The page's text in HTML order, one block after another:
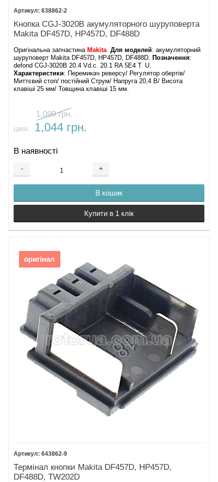
638862-2
Кнопка CGJ-3020B акумуляторного шуруповерта
Makita DF457D, HP457D, DF488D
Оригінальна запчастина Makita.Для моделей: акумуляторний
шуруповерт Makita DF457D, HP457D, DF488D. Позначення:
defond CGJ-3020B 20.4 Vd.c. 20.1 RA 5E4 T. U.
Характеристики: Перемикач реверсу/ Регулятор обертів/
Миттєвий стоп/ постійний Струм/ Напруга 20,4 В/ Висота
клавіші 25 мм/ Товщина клавіші 15 мм.
1,099 грн.
ЦІНА: 1,044 грн.
В наявності
- +
В кошик
Купити в 1 клік
оригінал
643862-9
Термінал кнопки Makita DF457D, HP457D,
DF488D, TW202D